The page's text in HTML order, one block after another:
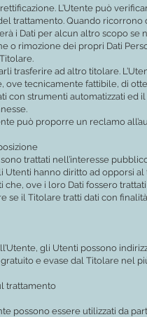
L’Utente può
trattamento. Quando ricorrono
i Dati per alcun altro scopo se
o rimozione dei propri Dati
trasferire ad altro titolare.
ove tecnicamente fattibile, di
con strumenti automatizzati ed
può proporre un reclamo
trattati nell’interesse
Utenti hanno diritto ad opporsi
che, ove i loro Dati fossero
se il Titolare tratti dati con
gli Utenti possono
e evase dal Titolare nel
trattamento
possono essere utilizzati da